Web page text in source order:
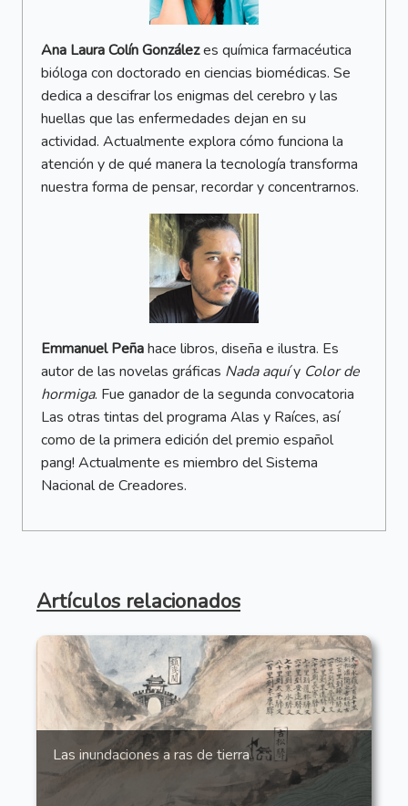
Ana Laura Colín Gonzálezes química farmacéutica
bióloga con doctorado en ciencias biomédicas. Se
dedica a descifrar los enigmas del cerebro y las
huellas que las enfermedades dejan en su
actividad. Actualmente explora cómo funciona la
atención y de qué manera la tecnología transforma
nuestra forma de pensar, recordar y concentrarnos.
Emmanuel Peñahace libros, diseña e ilustra. Es
autor de las novelas gráficas Nada aquíy Color de
hormiga. Fue ganador de la segunda convocatoria
Las otras tintas del programa Alas y Raíces, así
como de la primera edición del premio español
pang! Actualmente es miembro del Sistema
Nacional de Creadores.
Artículos relacionados
Las inundaciones a ras de tierra